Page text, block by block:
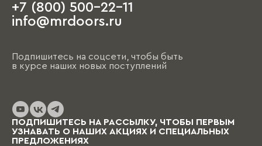
+7 (800) 500-22-11
info@mrdoors.ru
Подпишитесь на соцсети, чтобы быть
в курсе наших новых поступлений
ПОДПИШИТЕСЬ НА РАССЫЛКУ, ЧТОБЫ ПЕРВЫМ
УЗНАВАТЬ О НАШИХ АКЦИЯХ И СПЕЦИАЛЬНЫХ
ПРЕДЛОЖЕНИЯХ